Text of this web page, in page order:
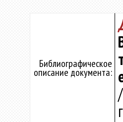
Библиографическое
описание документа: